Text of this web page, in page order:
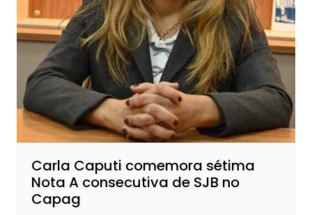
Carla Caputi comemora sétima
Nota A consecutiva de SJB no
Capag